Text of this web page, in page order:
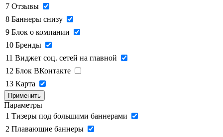
7 Отзывы
8 Баннеры снизу
9 Блок о компании
10 Бренды
11 Виджет соц. сетей на главной
12 Блок ВКонтакте
13 Карта
Применить
Параметры
1 Тизеры под большими баннерами
2 Плавающие баннеры